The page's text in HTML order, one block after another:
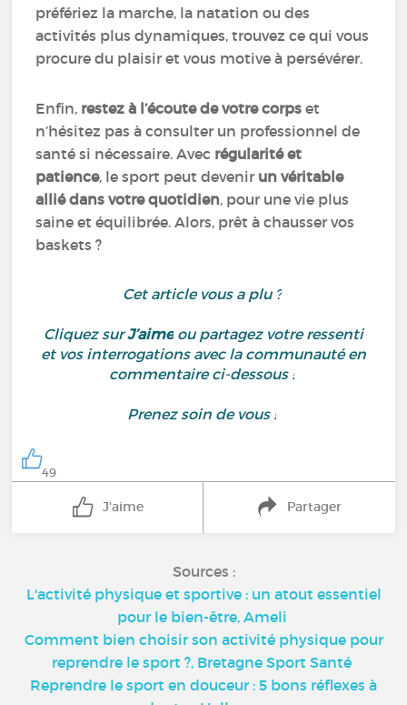
préfériez la marche, la natation ou des
activités plus dynamiques, trouvez ce qui vous
procure du plaisir et vous motive à persévérer.
Enfin, restez à l’écoute de votre corpset
n’hésitez pas à consulter un professionnel de
santé si nécessaire. Avec régularité et
patience, le sport peut devenir un véritable
allié dans votre quotidien, pour une vie plus
saine et équilibrée. Alors, prêt à chausser vos
baskets ?
Cet article vous a plu ?
Cliquez surJ’aime ou partagez votre ressenti
et vos interrogations avec la communauté en
commentaire ci-dessous !
Prenez soin de vous !
49
J'aime Partager
Sources :
L'activité physique et sportive : un atout essentiel
pour le bien-être, Ameli
Comment bien choisir son activité physique pour
reprendre le sport ?, Bretagne Sport Santé
Reprendre le sport en douceur : 5 bons réflexes à